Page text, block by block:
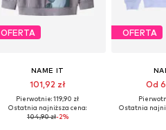
OFERTA
NAME IT
101,92 zł
Pierwotnie: 119,90 zł
Ostatnia najniższa cena:
104,90 zł-2%
OFERTA
Od
Ostatnia